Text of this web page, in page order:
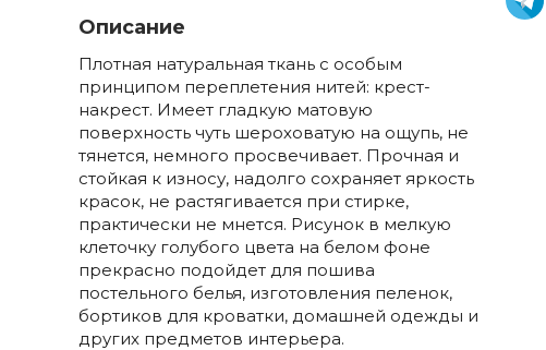
Описание
Плотная натуральная ткань с особым
принципом переплетения нитей: крест-
накрест. Имеет гладкую матовую
поверхность чуть шероховатую на ощупь, не
тянется, немного просвечивает. Прочная и
стойкая к износу, надолго сохраняет яркость
красок, не растягивается при стирке,
практически не мнется. Рисунок в мелкую
клеточку голубого цвета на белом фоне
прекрасно подойдет для пошива
постельного белья, изготовления пеленок,
бортиков для кроватки, домашней одежды и
других предметов интерьера.